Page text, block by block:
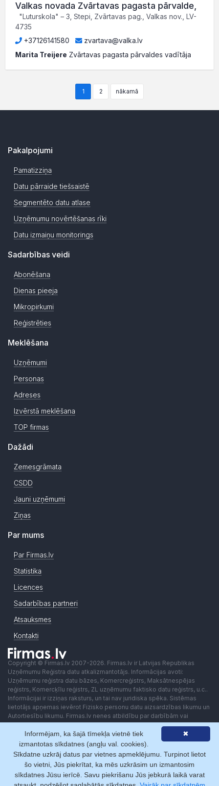
Valkas novada Zvārtavas pagasta pārvalde
"Luturskola" – 3, Stepi, Zvārtavas pag., Valkas nov., LV-
4735
+37126141580
zvartava@valka.lv
Marita Treijere Zvārtavas pagasta pārvaldes vadītāja
1 2 nākamā
Pakalpojumi
Pamatizziņa
Datu pārraide tiešsaistē
Segmentēto datu atlase
Uzņēmumu novērtēšanas rīki
Datu izmaiņu monitorings
Sadarbības veidi
Abonēšana
Dienas pieeja
Mikropirkumi
Reģistrēties
Meklēšana
Uzņēmumi
Personas
Adreses
Izvērstā meklēšana
TOP firmas
Dažādi
Zemesgrāmata
CSDD
Jauni uzņēmumi
Ziņas
Par mums
Par Firmas.lv
Statistika
Licences
Sadarbības partneri
Atsauksmes
Kontakti
Copyright © Firmas.lv 2007-2026. Firmas.lv ir Latvijas Republikas
Uzņēmumu Reģistra datu atkalizmantotājs. Informācijas avoti:
Uzņēmumu reģistra datu bāzes, Komercreģistrs, Maksātnespējas
reģistrs, Komercķīlu reģistrs, ZL uzņēmumu faktisko datu reģistrs, u.c..
Informācijai ir izziņas raksturs, un tai nav juridiska spēka. Sistēmas
lietotājs apņemas ievērot Fizisko personu datu aizsardzības likumu un
Autortiesību likumu. Firmas.lv nenes atbildību par darbībām vai
lēmumiem, kas balstīti uz saņemto pakalpojumu. Lietotājam aizliegts
izmantot jebkādas automatizētas sistēmas vai iekārtas (robotus)
piekļuvei sistēmai bez rakstiskas saskaņošanas ar Firmas.lv. Galvenā
redaktore: Ingūna Pempere.
Lietošanas noteikumi
Privātuma politika Norēķini ar
✖
Informējam, ka šajā tīmekļa vietnē tiek
izmantotas sīkdatnes (angļu val. cookies).
Sīkdatne uzkrāj datus par vietnes apmeklējumu. Turpinot lietot
šo vietni, Jūs piekrītat, ka mēs uzkrāsim un izmantosim
sīkdatnes Jūsu ierīcē. Savu piekrišanu Jūs jebkurā laikā varat